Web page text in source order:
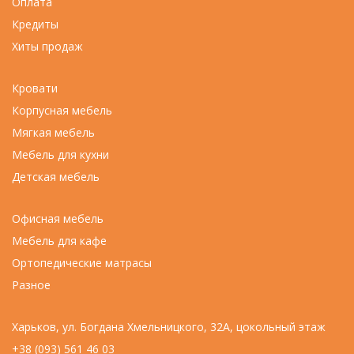
Кредиты
Хиты продаж
Кровати
Корпусная мебель
Мягкая мебель
Мебель для кухни
Детская мебель
Офисная мебель
Мебель для кафе
Ортопедические матрасы
Разное
Харьков, ул. Богдана Хмельницкого, 32А, цокольный этаж
+38 (093) 561 46 03